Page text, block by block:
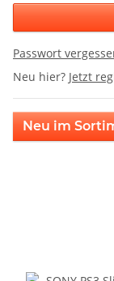
Passwort
Neu hier? Jetzt
Neu im